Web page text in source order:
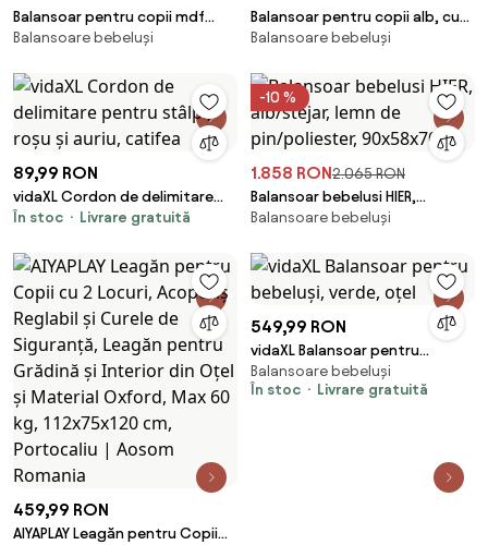
Balansoar pentru copii mdf
natur cu saltea Fluturasi
Balansoare bebeluși
Balansoar pentru copii alb, cu
saltea Winnie the Pooh
Balansoare bebeluși
89,99 RON
vidaXL Cordon de delimitare
pentru stâlpi, roșu și auriu,
În stoc Livrare gratuită
-10 %
1.858 RON2.065 RON
Balansoar bebelusi HIER,
alb/stejar, lemn de
Balansoare bebeluși
459,99 RON
AIYAPLAY Leagăn pentru Copii
549,99 RON
vidaXL Balansoar pentru
bebeluși, verde, oțel
Balansoare bebeluși
În stoc
Livrare gratuită